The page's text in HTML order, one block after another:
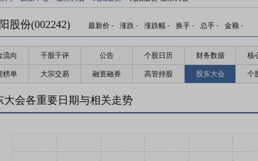
股份(002242) 最新价 - 涨跌 - 涨跌幅 - 换手 - 总手 - 金额 -
流向 千股千评 公告 个股日历 财务数据 核
榜单 大宗交易 融资融券 高管持股 股东大会 个
大会各重要日期与相关走势